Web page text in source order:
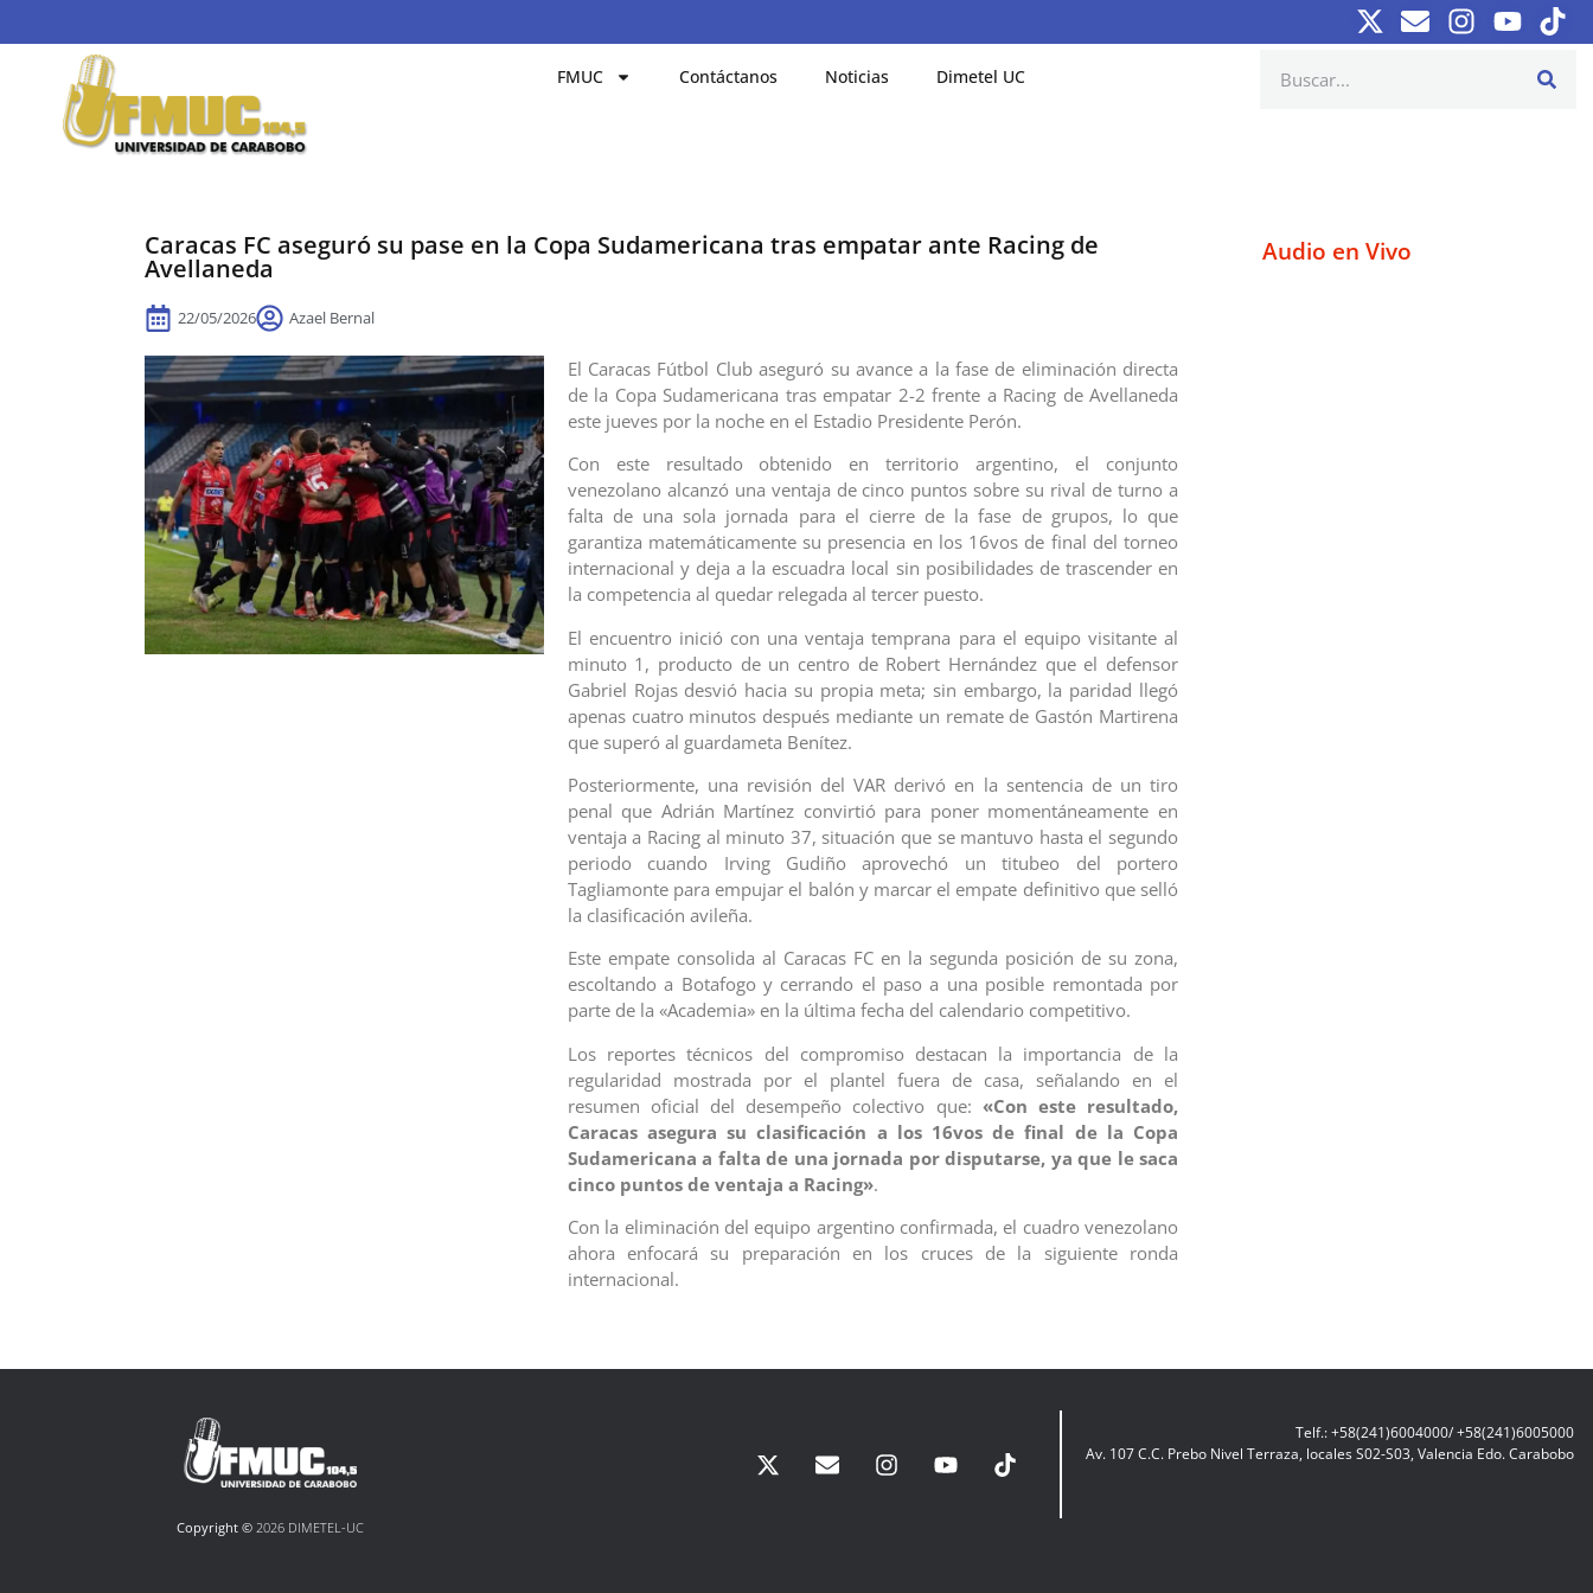
FMUC Contáctanos Noticias Dimetel UC
Caracas FC aseguró su pase en la Copa Sudamericana tras empatar ante Racing de
Avellaneda
22/05/2026 Azael Bernal
El Caracas Fútbol Club aseguró su avance a la fase de eliminación directa
de la Copa Sudamericana tras empatar 2-2 frente a Racing de Avellaneda
este jueves por la noche en el Estadio Presidente Perón.
Con este resultado obtenido en territorio argentino, el conjunto
venezolano alcanzó una ventaja de cinco puntos sobre su rival de turno a
falta de una sola jornada para el cierre de la fase de grupos, lo que
garantiza matemáticamente su presencia en los 16vos de final del torneo
internacional y deja a la escuadra local sin posibilidades de trascender en
la competencia al quedar relegada al tercer puesto.
El encuentro inició con una ventaja temprana para el equipo visitante al
minuto 1, producto de un centro de Robert Hernández que el defensor
Gabriel Rojas desvió hacia su propia meta; sin embargo, la paridad llegó
apenas cuatro minutos después mediante un remate de Gastón Martirena
que superó al guardameta Benítez.
Posteriormente, una revisión del VAR derivó en la sentencia de un tiro
penal que Adrián Martínez convirtió para poner momentáneamente en
ventaja a Racing al minuto 37, situación que se mantuvo hasta el segundo
periodo cuando Irving Gudiño aprovechó un titubeo del portero
Tagliamonte para empujar el balón y marcar el empate definitivo que selló
la clasificación avileña.
Este empate consolida al Caracas FC en la segunda posición de su zona,
escoltando a Botafogo y cerrando el paso a una posible remontada por
parte de la «Academia» en la última fecha del calendario competitivo.
Los reportes técnicos del compromiso destacan la importancia de la
regularidad mostrada por el plantel fuera de casa, señalando en el
resumen oficial del desempeño colectivo que: «Con este resultado,
Caracas asegura su clasificación a los 16vos de final de la Copa
Sudamericana a falta de una jornada por disputarse, ya que le saca
cinco puntos de ventaja a Racing».
Con la eliminación del equipo argentino confirmada, el cuadro venezolano
ahora enfocará su preparación en los cruces de la siguiente ronda
internacional.
Audio en Vivo
Copyright ©2026 DIMETEL-UC
Telf.: +58(241)6004000/ +58(241)6005000
Av. 107 C.C. Prebo Nivel Terraza, locales S02-S03, Valencia Edo. Carabobo